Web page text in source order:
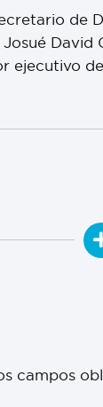
de
ejecutivo
campos